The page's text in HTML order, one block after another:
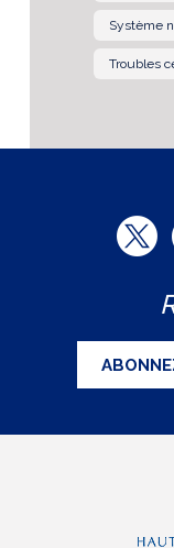
Système
Troubles
i
t
t
e